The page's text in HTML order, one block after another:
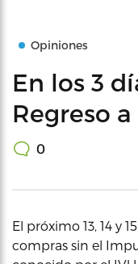
Opiniones
En los 3
Regreso
0
El próximo 13, 14 y
compras sin el